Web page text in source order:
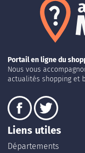
Portail en ligne du
Nous vous
actualités shopping et
Liens utiles
Départements